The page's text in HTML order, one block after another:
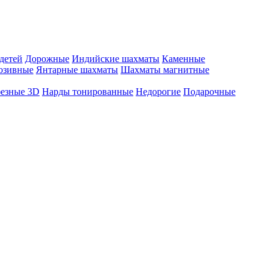
Дорожные Индийские шахматы Каменные
Янтарные шахматы Шахматы магнитные
3D Нарды тонированные Недорогие Подарочные